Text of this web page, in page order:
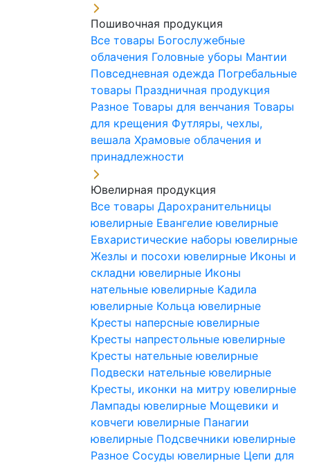
Пошивочная продукция
Все товары Богослужебные
облачения Головные уборы Мантии
Повседневная одежда Погребальные
товары Праздничная продукция
Разное Товары для венчания Товары
для крещения Футляры, чехлы,
вешала Храмовые облачения и
принадлежности
Ювелирная продукция
Все товары Дарохранительницы
ювелирные Евангелие ювелирные
Евхаристические наборы ювелирные
Жезлы и посохи ювелирные Иконы и
складни ювелирные Иконы
нательные ювелирные Кадила
ювелирные Кольца ювелирные
Кресты наперсные ювелирные
Кресты напрестольные ювелирные
Кресты нательные ювелирные
Подвески нательные ювелирные
Кресты, иконки на митру ювелирные
Лампады ювелирные Мощевики и
ковчеги ювелирные Панагии
ювелирные Подсвечники ювелирные
Разное Сосуды ювелирные Цепи для